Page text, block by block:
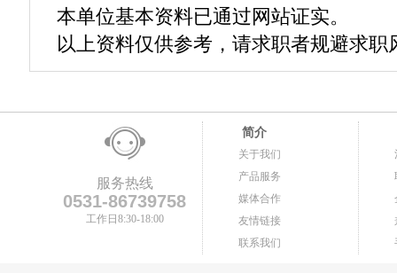
本单位基本资料已通过网站证实。
以上资料仅供参考，请求职者规避求职
服务热线
0531-86739758
工作日8:30-18:00
简介
关于我们
产品服务
媒体合作
友情链接
联系我们